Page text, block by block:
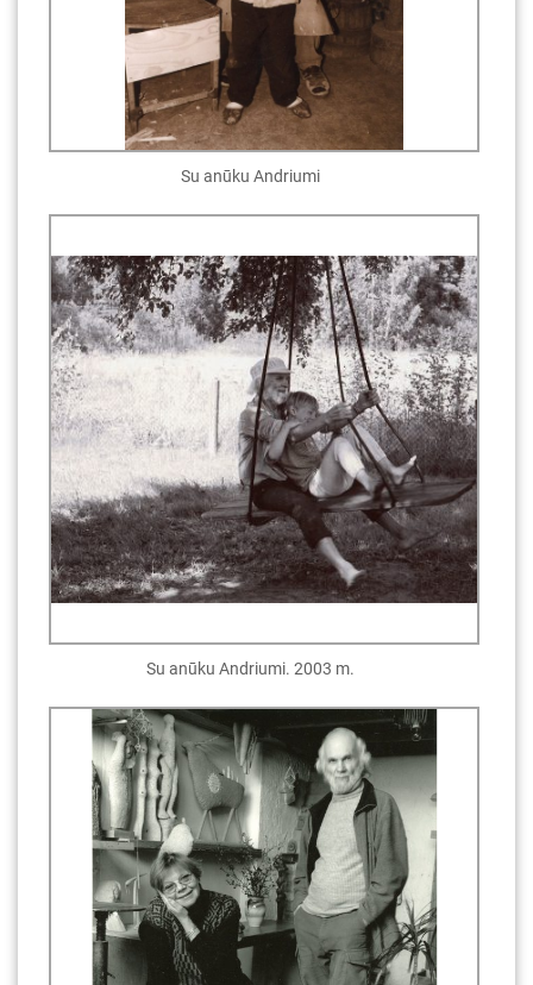
Su anūku Andriumi
Su anūku Andriumi. 2003 m.